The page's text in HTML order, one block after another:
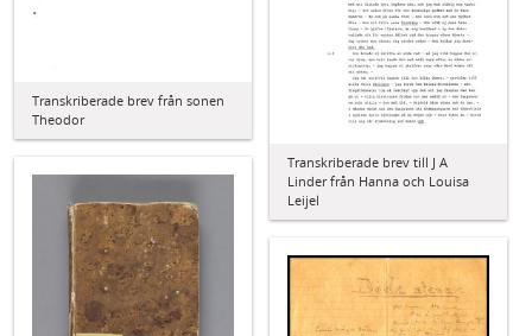
Transkriberade brev från sonen
Theodor
Transkriberade brev till J A
Linder från Hanna och Louisa
Leijel